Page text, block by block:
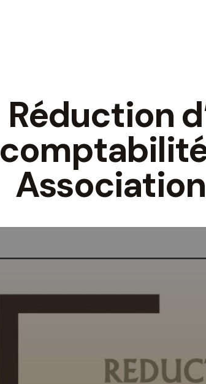
Réduction
comptabilité